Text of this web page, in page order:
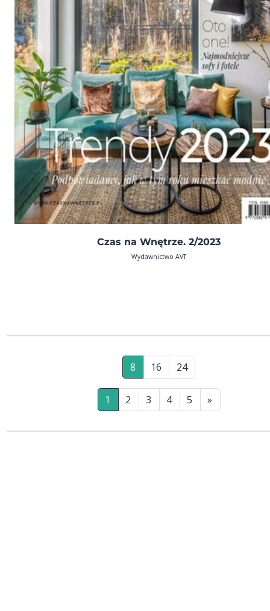
Czas na Wnętrze. 2/2023
Wydawnictwo AVT
8 16 24
1 2 3 4 5 »